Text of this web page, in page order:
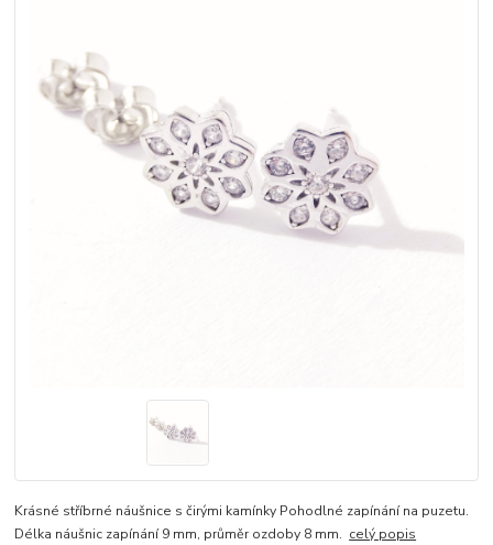
Krásné stříbrné náušnice s čirými kamínky Pohodlné zapínání na puzetu.
Délka náušnic zapínání 9 mm, průměr ozdoby 8 mm. celý popis